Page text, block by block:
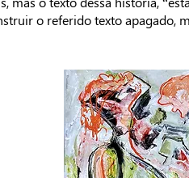
o referido texto apagado,